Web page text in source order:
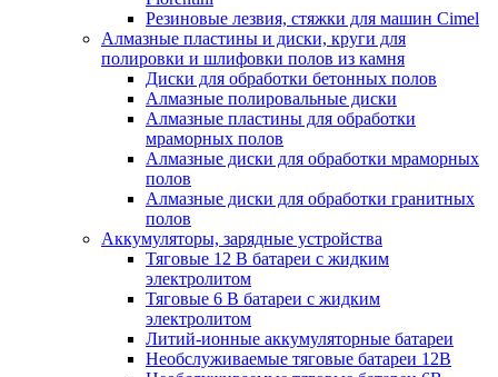
Резиновые лезвия, стяжки для машин Cimel
Алмазные пластины и диски, круги для
полировки и шлифовки полов из камня
Диски для обработки бетонных полов
Алмазные полировальные диски
Алмазные пластины для обработки
мраморных полов
Алмазные диски для обработки мраморных
полов
Алмазные диски для обработки гранитных
полов
Аккумуляторы, зарядные устройства
Тяговые 12 В батареи с жидким
электролитом
Тяговые 6 В батареи с жидким
электролитом
Литий-ионные аккумуляторные батареи
Необслуживаемые тяговые батареи 12В